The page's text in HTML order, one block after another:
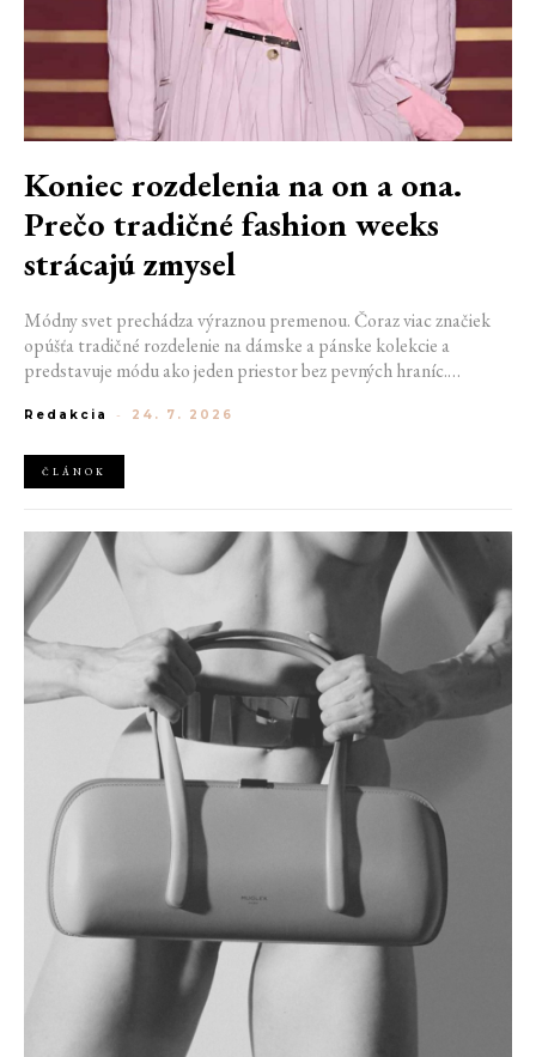
Koniec rozdelenia na on a ona.
Prečo tradičné fashion weeks
strácajú zmysel
Módny svet prechádza výraznou premenou. Čoraz viac značiek
opúšťa tradičné rozdelenie na dámske a pánske kolekcie a
predstavuje módu ako jeden priestor bez pevných hraníc.
udržateľnosť naznačujú, že klasické týždne módy môžu čoskoro
Redakcia - 24. 7. 2026
ČLÁNOK